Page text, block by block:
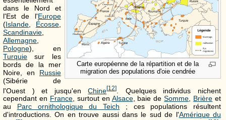
Carte européenne de la répartition et de la
migration des populations d'oie cendrée
dans le Nord et
l'Est de l'Europe
(Islande Écosse,
Scandinavie
Allemagne
Pologne), en
Turquie sur les
bords de la mer
Noire, en Russie
(Sibérie de
l'Ouest ) et jusqu'enChine[12] . Quelques individus nichent
cependant en France, surtout en Alsace, baie deSomme, Brière et
au Parc ornithologique du Teich ; ces populations résultent
d'introductions. On en trouve aussi dans le sud de l'Amérique du